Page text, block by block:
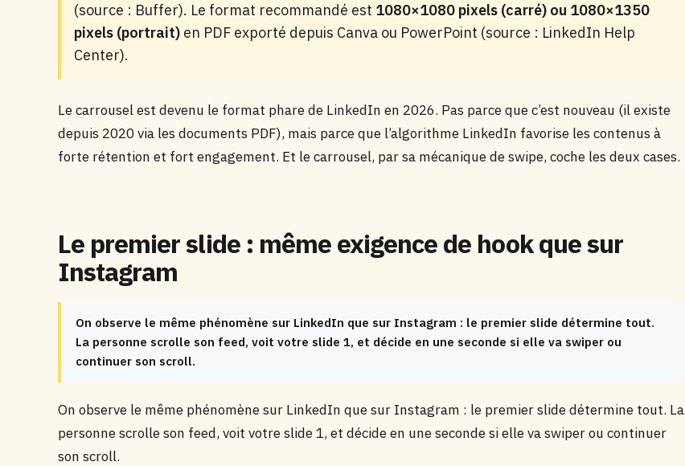
(source : Buffer). Le format recommandé est 1080×1080 pixels (carré) ou 1080×1350
pixels (portrait) en PDF exporté depuis Canva ou PowerPoint (source : LinkedIn Help
Center).
Le carrousel est devenu le format phare de LinkedIn en 2026. Pas parce que c’est nouveau (il existe
depuis 2020 via les documents PDF), mais parce que l’algorithme LinkedIn favorise les contenus à
forte rétention et fort engagement. Et le carrousel, par sa mécanique de swipe, coche les deux cases.
Le premier slide : même exigence de hook que sur
Instagram
On observe le même phénomène sur LinkedIn que sur Instagram : le premier slide détermine tout.
La personne scrolle son feed, voit votre slide 1, et décide en une seconde si elle va swiper ou
continuer son scroll.
On observe le même phénomène sur LinkedIn que sur Instagram : le premier slide détermine tout. La
personne scrolle son feed, voit votre slide 1, et décide en une seconde si elle va swiper ou continuer
son scroll.